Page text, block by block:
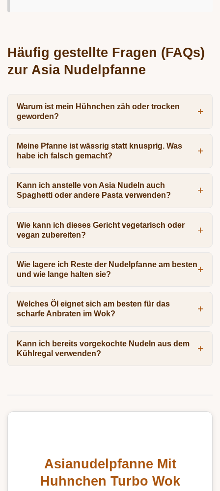
Häufig gestellte Fragen (FAQs)
zur Asia Nudelpfanne
Warum ist mein Hühnchen zäh oder trocken
geworden?
Meine Pfanne ist wässrig statt knusprig. Was
habe ich falsch gemacht?
Kann ich anstelle von Asia Nudeln auch
Spaghetti oder andere Pasta verwenden?
Wie kann ich dieses Gericht vegetarisch oder
vegan zubereiten?
Wie lagere ich Reste der Nudelpfanne am besten
und wie lange halten sie?
Welches Öl eignet sich am besten für das
scharfe Anbraten im Wok?
Kann ich bereits vorgekochte Nudeln aus dem
Kühlregal verwenden?
Asianudelpfanne Mit
Huhnchen Turbo Wok